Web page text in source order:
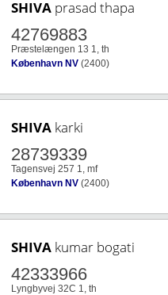
SHIVA prasad thapa
42769883
Præstelængen 13 1, th
København NV (2400)
SHIVA karki
28739339
Tagensvej 257 1, mf
København NV (2400)
SHIVA kumar bogati
42333966
Lyngbyvej 32C 1, th